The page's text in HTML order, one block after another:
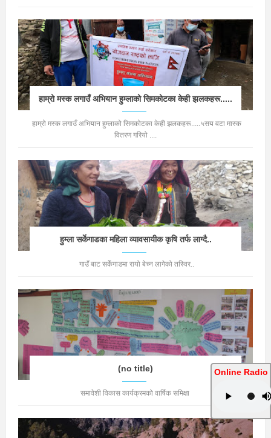
Online Radio
हाम्रो मस्क लगाउँ अभियान हुम्लाको सिमकोटका केही झलकहरू.....
हाम्रो मस्क लगाउँ अभियान हुम्लाको सिमकोटका केही झलकहरू.....५सय वटा मास्क
वितरण गरियो ....
हुम्ला सर्केगाडका महिला व्यावसायीक कृषि तर्फ लाग्दै..
गाउँ बाट सर्केगाडमा रायो बेच्न लागेको तस्विर..
(no title)
समावेशी विकास कार्यक्रमको वार्षिक समिक्षा